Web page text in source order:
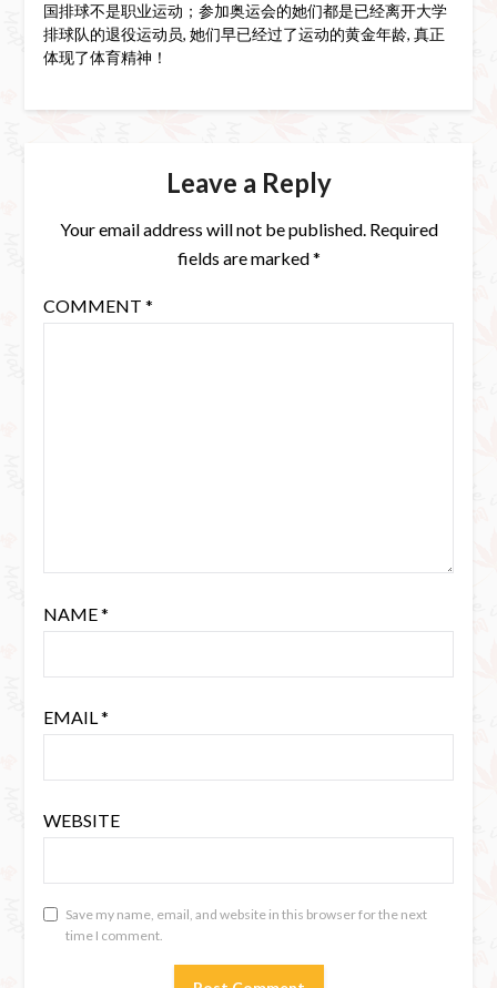
国排球不是职业运动；参加奥运会的她们都是已经离开大学
排球队的退役运动员, 她们早已经过了运动的黄金年龄, 真正
体现了体育精神！
Leave a Reply
Your email address will not be published. Required
fields are marked*
COMMENT *
NAME*
EMAIL*
WEBSITE
Save my name, email, and website in this browser for the next
time I comment.